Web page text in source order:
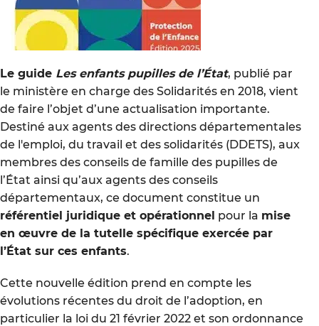
Le guide Les enfants pupilles de l’État, publié par
le ministère en charge des Solidarités en 2018, vient
de faire l’objet d’une actualisation importante.
Destiné aux agents des directions départementales
de l'emploi, du travail et des solidarités (DDETS), aux
membres des conseils de famille des pupilles de
l’État ainsi qu’aux agents des conseils
départementaux, ce document constitue un
référentiel juridique et opérationnel pour la mise
en œuvre de la tutelle spécifique exercée par
l’État sur ces enfants.
Cette nouvelle édition prend en compte les
évolutions récentes du droit de l’adoption, en
particulier la loi du 21 février 2022 et son ordonnance